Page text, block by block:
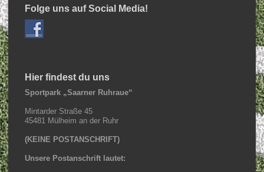
Folge uns auf Social Media!
Hier findest du uns
Sportpark „Saarner Ruhraue“
Mintarder Straße 45
45481 Mülheim an der Ruhr
(KEINE POSTANSCHRIFT)
Unsere Postanschrift lautet: